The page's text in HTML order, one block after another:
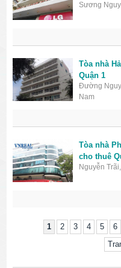
Sương
Tòa nhà
Quận 1
Đường
Nam
Tòa nhà
cho thuê
Nguyễn
1 2 3 4 5 6